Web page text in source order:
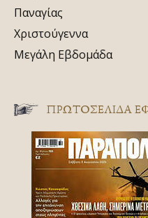
Παναγίας
Χριστούγεννα
Μεγάλη Εβδομάδα
ΠΡΩΤΟΣΈΛΙΔΑ